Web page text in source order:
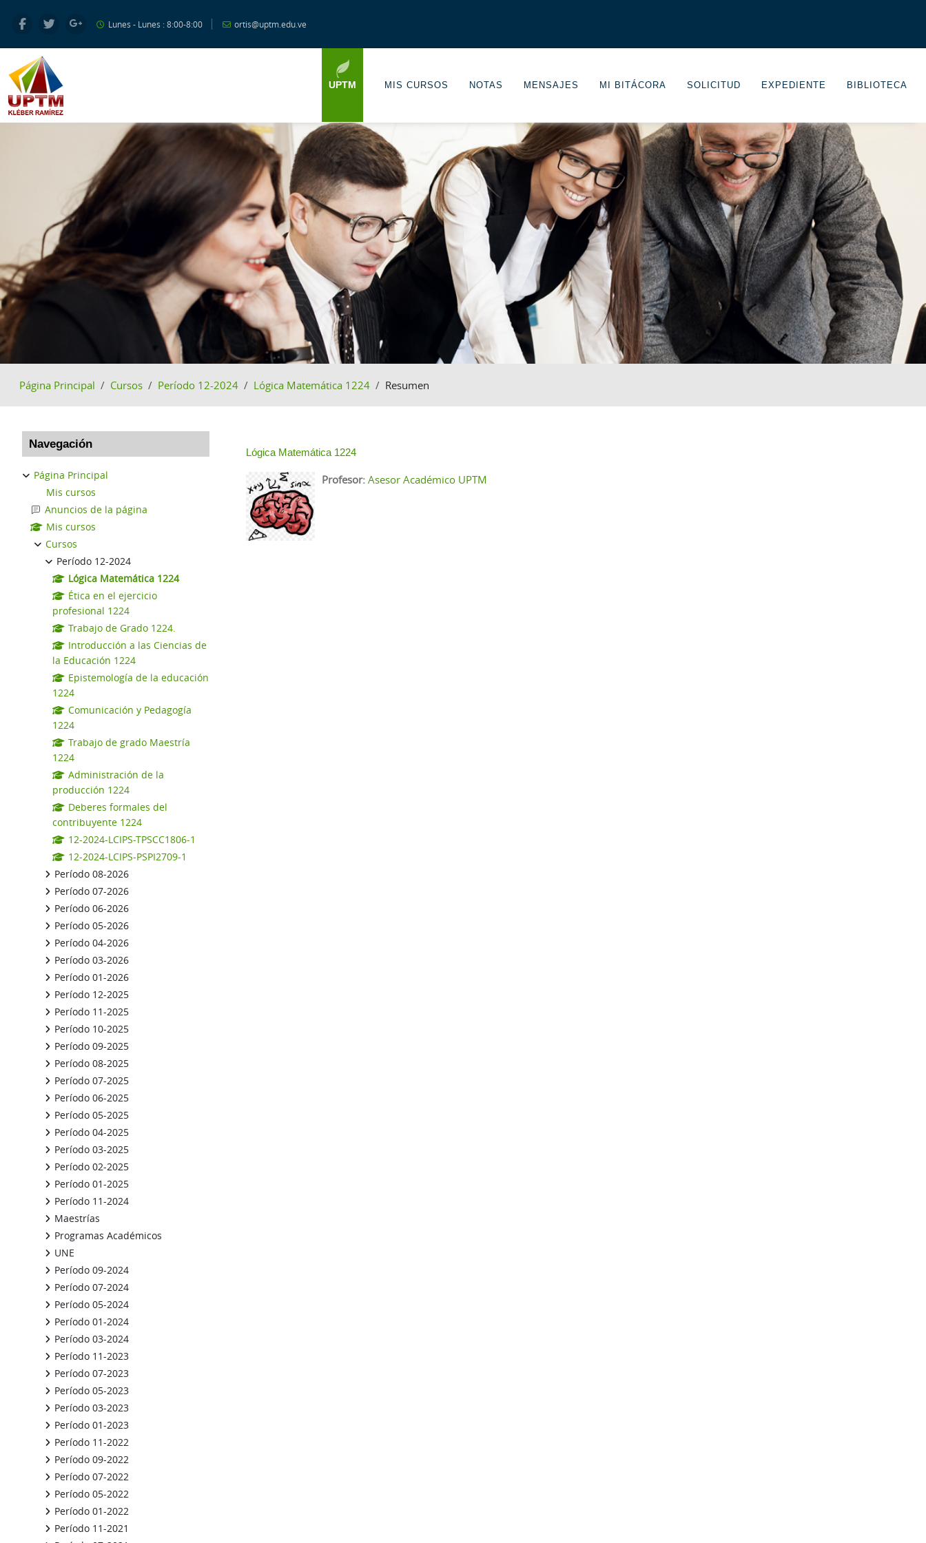
Lunes - Lunes : 8:00-8:00 ortis@uptm.edu.ve
UPTM MIS CURSOS NOTAS MENSAJES MI BITÁCORA SOLICITUD EXPEDIENTE BIBLIOTECA
Página Principal Cursos Período 12-2024 Lógica Matemática 1224 Resumen
Lógica Matemática 1224
Profesor: Asesor Académico UPTM
Bloques
Navegación
Página Principal
Mis cursos
Anuncios de la página
Mis cursos
Cursos
Período 12-2024
Lógica Matemática 1224
Ética en el ejercicio
profesional 1224
Trabajo de Grado 1224.
Introducción a las Ciencias de
la Educación 1224
Epistemología de la educación
1224
Comunicación y Pedagogía
1224
Trabajo de grado Maestría
1224
Administración de la
producción 1224
Deberes formales del
contribuyente 1224
12-2024-LCIPS-TPSCC1806-1
12-2024-LCIPS-PSPI2709-1
Período 08-2026
Período 07-2026
Período 06-2026
Período 05-2026
Período 04-2026
Período 03-2026
Período 01-2026
Período 12-2025
Período 11-2025
Período 10-2025
Período 09-2025
Período 08-2025
Período 07-2025
Período 06-2025
Período 05-2025
Período 04-2025
Período 03-2025
Período 02-2025
Período 01-2025
Período 11-2024
Maestrías
Programas Académicos
UNE
Período 09-2024
Período 07-2024
Período 05-2024
Período 01-2024
Período 03-2024
Período 11-2023
Período 07-2023
Período 05-2023
Período 03-2023
Período 01-2023
Período 11-2022
Período 09-2022
Período 07-2022
Período 05-2022
Período 01-2022
Período 11-2021